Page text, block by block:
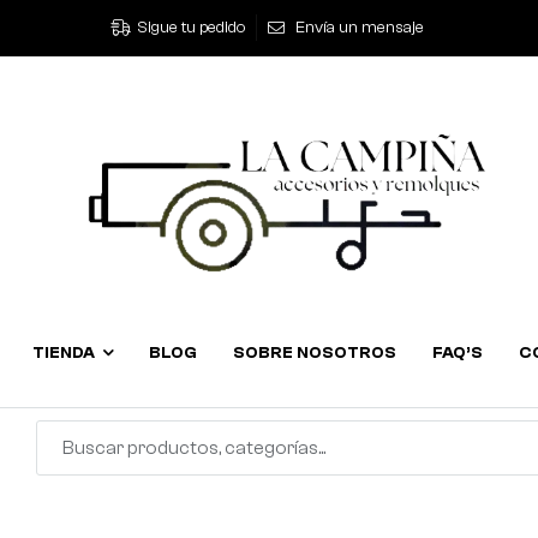
Sigue tu pedido Envía un mensaje
TIENDA BLOG SOBRE NOSOTROS FAQ’S